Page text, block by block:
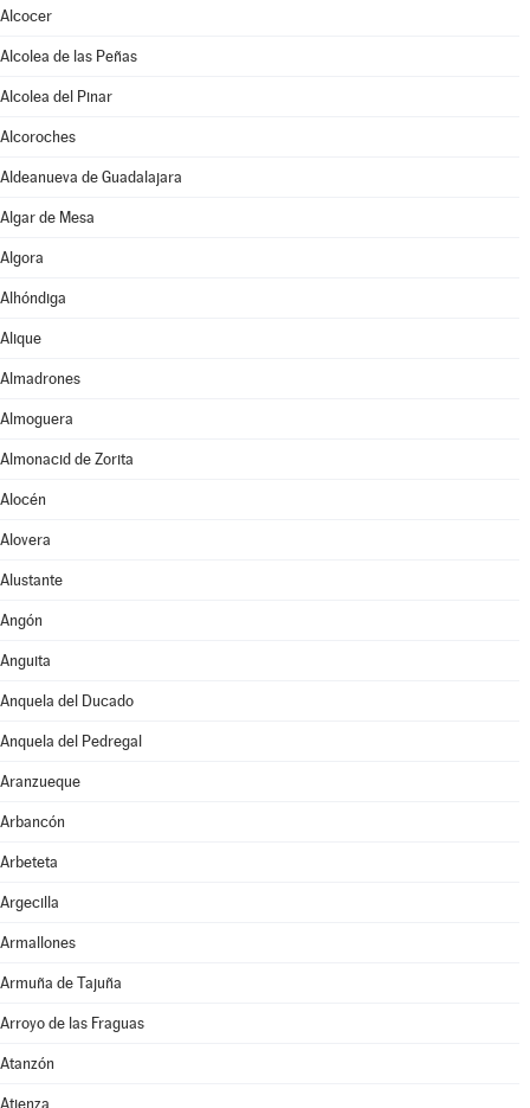
Alcocer
Alcolea de las Peñas
Alcolea del Pinar
Alcoroches
Aldeanueva de Guadalajara
Algar de Mesa
Algora
Alhóndiga
Alique
Almadrones
Almoguera
Almonacid de Zorita
Alocén
Alovera
Alustante
Angón
Anguita
Anquela del Ducado
Anquela del Pedregal
Aranzueque
Arbancón
Arbeteta
Argecilla
Armallones
Armuña de Tajuña
Arroyo de las Fraguas
Atanzón
Atienza